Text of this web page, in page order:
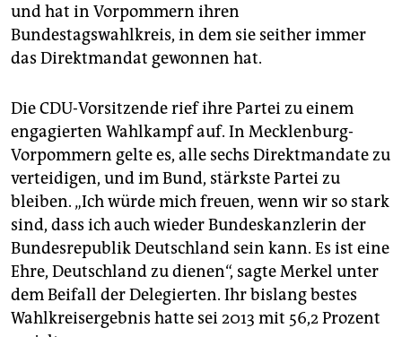
und hat in Vorpommern ihren
Bundestagswahlkreis, in dem sie seither immer
das Direktmandat gewonnen hat.
Die CDU-Vorsitzende rief ihre Partei zu einem
engagierten Wahlkampf auf. In Mecklenburg-
Vorpommern gelte es, alle sechs Direktmandate zu
verteidigen, und im Bund, stärkste Partei zu
bleiben. „Ich würde mich freuen, wenn wir so stark
sind, dass ich auch wieder Bundeskanzlerin der
Bundesrepublik Deutschland sein kann. Es ist eine
Ehre, Deutschland zu dienen“, sagte Merkel unter
dem Beifall der Delegierten. Ihr bislang bestes
Wahlkreisergebnis hatte sei 2013 mit 56,2 Prozent